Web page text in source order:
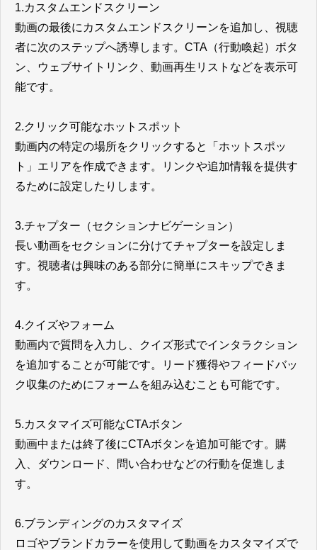
1.カスタムエンドスクリーン
動画の最後にカスタムエンドスクリーンを追加し、視聴
者に次のステップへ誘導します。CTA（行動喚起）ボタ
ン、ウェブサイトリンク、動画再生リストなどを表示可
能です。
2.クリック可能なホットスポット
動画内の特定の場所をクリックすると「ホットスポッ
ト」エリアを作成できます。リンクや追加情報を提供す
るために設定したりします。
3.チャプター（セクションナビゲーション）
長い動画をセクションに分けてチャプターを設定しま
す。視聴者は興味のある部分に簡単にスキップできま
す。
4.クイズやフォーム
動画内で質問を入力し、クイズ形式でインタラクション
を追加することが可能です。リード獲得やフィードバッ
ク収集のためにフォームを組み込むことも可能です。
5.カスタマイズ可能なCTAボタン
動画中または終了後にCTAボタンを追加可能です。購
入、ダウンロード、問い合わせなどの行動を促進しま
す。
6.ブランディングのカスタマイズ
ロゴやブランドカラーを使用して動画をカスタマイズで